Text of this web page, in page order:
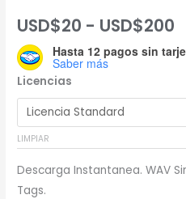
USD$20 - USD$200
Hasta 12 pagos sin
Saber más
Licencias
LIMPIAR
Descarga Instantanea. WAV
Tags.